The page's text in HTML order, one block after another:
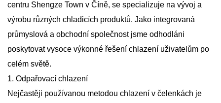
centru Shengze Town v Číně, se specializuje na vývoj a
výrobu různých chladicích produktů. Jako integrovaná
průmyslová a obchodní společnost jsme odhodláni
poskytovat vysoce výkonné řešení chlazení uživatelům po
celém světě.
1. Odpařovací chlazení
Nejčastěji používanou metodou chlazení v čelenkách je